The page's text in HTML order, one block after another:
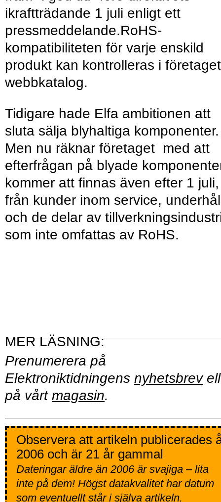
ikraftträdande 1 juli enligt ett
pressmeddelande.RoHS-
kompatibiliteten för varje enskild
produkt kan kontrolleras i
webbkatalog.
Tidigare hade Elfa ambitionen att
sluta sälja blyhaltiga komponenter.
Men nu räknar företaget med att
efterfrågan på blyade
kommer att finnas även efter 1 juli,
från kunder inom service,
och de delar av
som inte omfattas av RoHS.
Prenumerera på
Elektroniktidningens nyhetsbrev
på vårt magasin.
Observera att artikeln publicerades
2006 och är 21 år gammal
Dateringar äldre än 2006 är svajiga – lita
inte på dem! Högst datakvalitet har datum
som eventuellt står i själva artikeln.